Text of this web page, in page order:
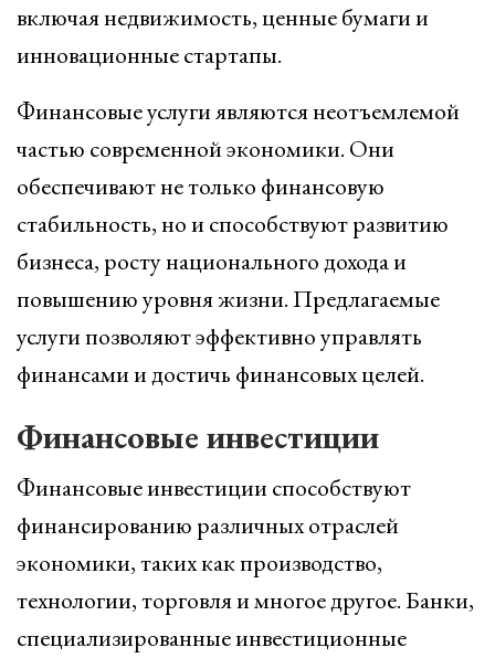
включая недвижимость, ценные бумаги и
инновационные стартапы.
Финансовые услуги являются неотъемлемой
частью современной экономики. Они
обеспечивают не только финансовую
стабильность, но и способствуют развитию
бизнеса, росту национального дохода и
повышению уровня жизни. Предлагаемые
услуги позволяют эффективно управлять
финансами и достичь финансовых целей.
Финансовые инвестиции
Финансовые инвестиции способствуют
финансированию различных отраслей
экономики, таких как производство,
технологии, торговля и многое другое. Банки,
специализированные инвестиционные